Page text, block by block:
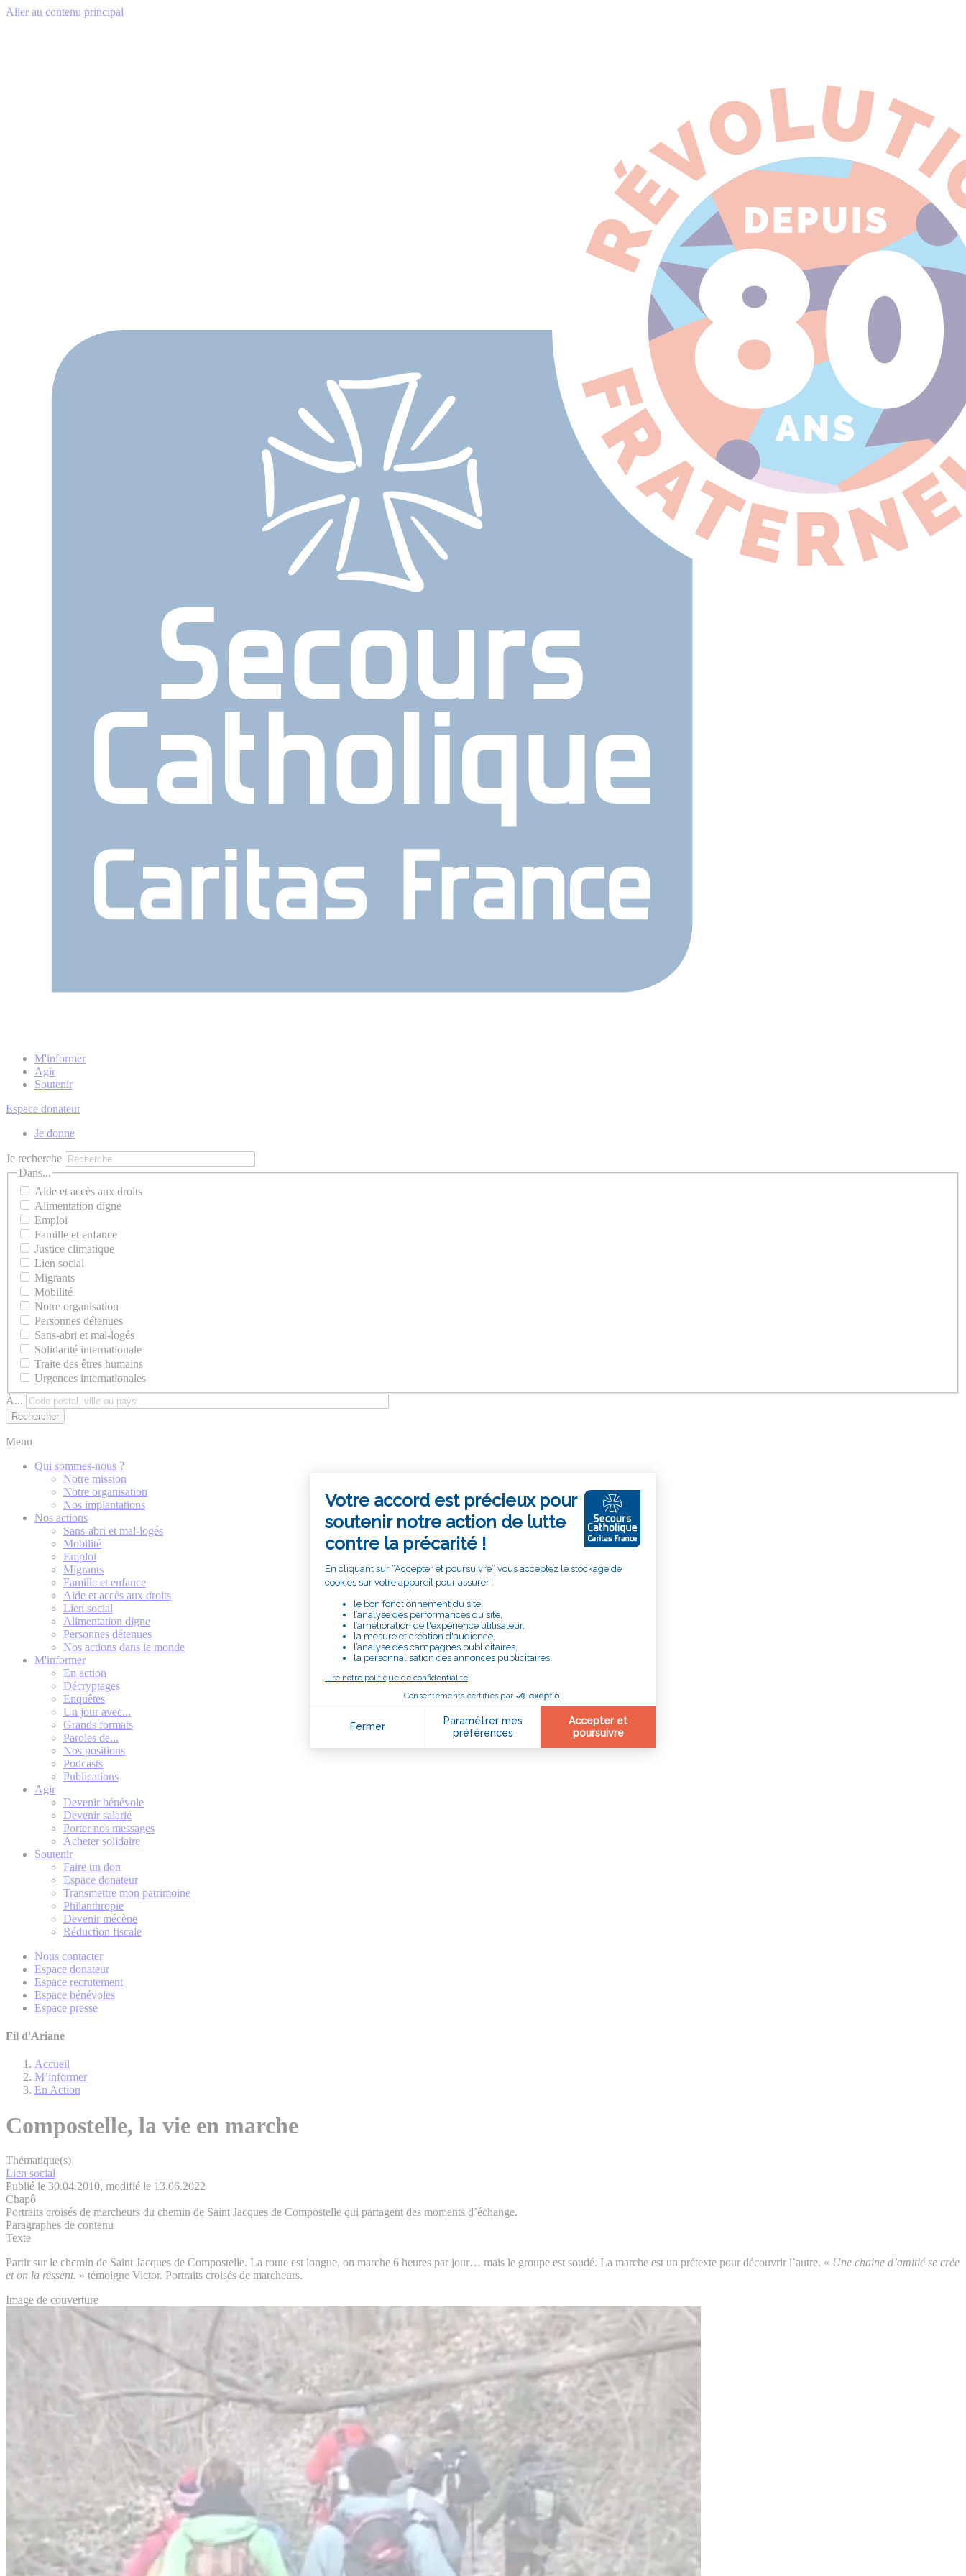
Aller au contenu principal
M'informer
Agir
Soutenir
Espace donateur
Je donne
Je recherche
Dans...
Aide et accès aux droits
Alimentation digne
Emploi
Famille et enfance
Justice climatique
Lien social
Migrants
Mobilité
Notre organisation
Personnes détenues
Sans-abri et mal-logés
Solidarité internationale
Traite des êtres humains
Urgences internationales
À...
Menu
Qui sommes-nous ?
Notre mission
Notre organisation
Nos implantations
Nos actions
Sans-abri et mal-logés
Mobilité
Emploi
Migrants
Famille et enfance
Aide et accès aux droits
Lien social
Alimentation digne
Personnes détenues
Nos actions dans le monde
M'informer
En action
Décryptages
Enquêtes
Un jour avec...
Grands formats
Paroles de...
Nos positions
Podcasts
Publications
Agir
Devenir bénévole
Devenir salarié
Porter nos messages
Acheter solidaire
Soutenir
Faire un don
Espace donateur
Transmettre mon patrimoine
Philanthropie
Devenir mécène
Réduction fiscale
Nous contacter
Espace donateur
Espace recrutement
Espace bénévoles
Espace presse
Fil d'Ariane
Accueil
M’informer
En Action
Compostelle, la vie en marche
Thématique(s)
Lien social
Publié le 30.04.2010, modifié le 13.06.2022
Chapô
Portraits croisés de marcheurs du chemin de Saint Jacques de Compostelle qui partagent des moments d’échange.
Paragraphes de contenu
Texte
Partir sur le chemin de Saint Jacques de Compostelle. La route est longue, on marche 6 heures par jour… mais le groupe est soudé. La marche est un prétexte pour découvrir l’autre. « Une chaine d’amitié se crée
et on la ressent. » témoigne Victor. Portraits croisés de marcheurs.
Image de couverture